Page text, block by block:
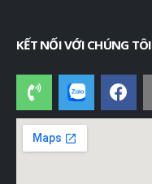
KẾT NỐI VỚI CHÚNG TÔI